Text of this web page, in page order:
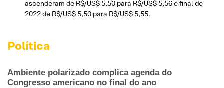
ascenderam de R$/US$ 5,50 para R$/US$ 5,56 e final de
2022 de R$/US$ 5,50 para R$/US$ 5,55.
Política
Ambiente polarizado complica agenda do
Congresso americano no final do ano